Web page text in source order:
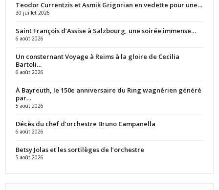
Teodor Currentzis et Asmik Grigorian en vedette pour une…
30 juillet 2026
Saint François d’Assise à Salzbourg, une soirée immense…
6 août 2026
Un consternant Voyage à Reims à la gloire de Cecilia
Bartoli…
6 août 2026
À Bayreuth, le 150e anniversaire du Ring wagnérien généré
par…
5 août 2026
Décès du chef d’orchestre Bruno Campanella
6 août 2026
Betsy Jolas et les sortilèges de l’orchestre
5 août 2026